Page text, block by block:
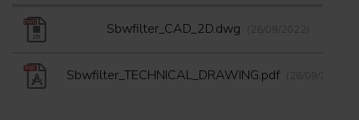
Sbwfilter_CAD_2D.dwg (28/09/2022)
Sbwfilter_TECHNICAL_DRAWING.pdf (28/09/2022)